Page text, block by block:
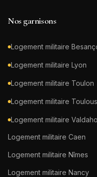
Nos garnisons
Logement militaire
Logement militaire Lyon
Logement militaire Toulon
Logement militaire
Logement militaire
Logement militaire Caen
Logement militaire Nîmes
Logement militaire Nancy